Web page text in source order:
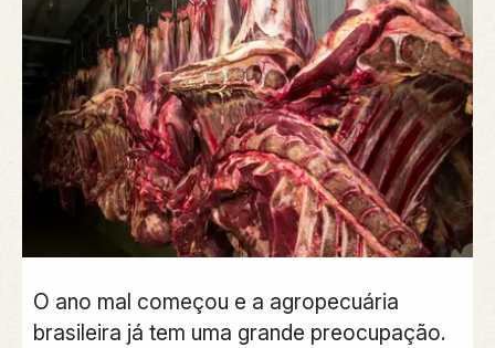
O ano mal começou e a agropecuária
brasileira já tem uma grande preocupação.